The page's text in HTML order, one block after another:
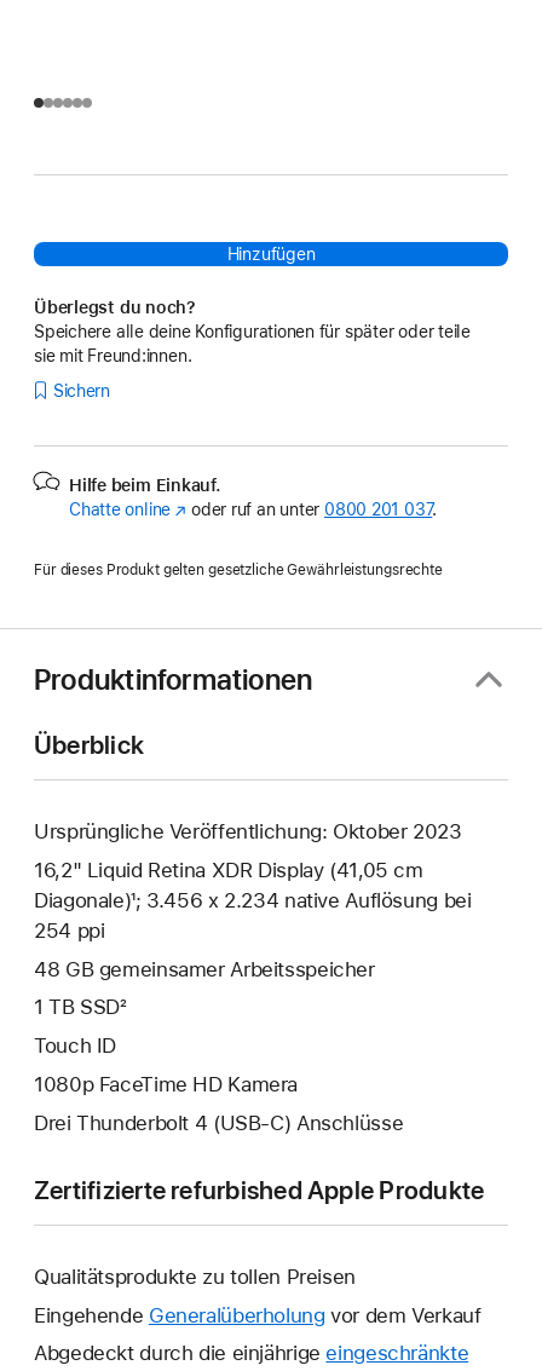
Hinzufügen
Überlegst du noch?
Speichere alle deine Konfigurationen für später oder teile
sie mit Freund:innen.
Sichern
Hilfe beim Einkauf.
Chatte online (Öffnet
Fenster)
oder ruf an unter 0800 201 037.
Für dieses Produkt gelten gesetzliche Gewährleistungsrechte
Produktinformationen
Überblick
Ursprüngliche Veröffentlichung: Oktober 2023
16,2" Liquid Retina XDR Display (41,05 cm
Diagonale)¹; 3.456 x 2.234 native Auflösung bei
254 ppi
48 GB gemeinsamer Arbeits­speicher
1 TB SSD²
Touch ID
1080p FaceTime HD Kamera
Drei Thunderbolt 4 (USB‑C) Anschlüsse
Zertifizierte refurbished Apple Produkte
Qualitätsprodukte zu tollen Preisen
Eingehende Generalüberholung vor dem Verkauf
Abgedeckt durch die einjährige eingeschränkte